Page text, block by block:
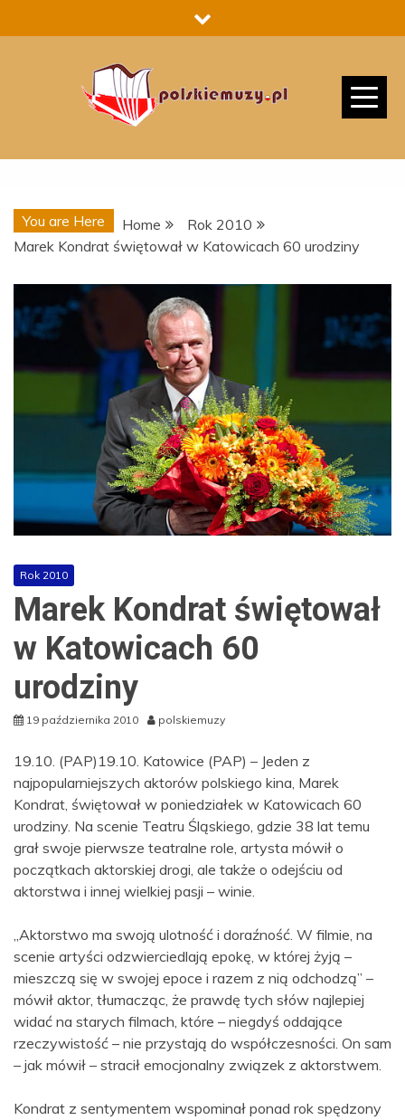
to
You are Here Home
Rok 2010
Marek Kondrat świętował w Katowicach 60 urodziny
Rok 2010
Marek Kondrat świętował
w Katowicach 60
urodziny
19 października 2010 polskiemuzy
19.10. (PAP)19.10. Katowice (PAP) – Jeden z
najpopularniejszych aktorów polskiego kina, Marek
Kondrat, świętował w poniedziałek w Katowicach 60
urodziny. Na scenie Teatru Śląskiego, gdzie 38 lat temu
grał swoje pierwsze teatralne role, artysta mówił o
początkach aktorskiej drogi, ale także o odejściu od
aktorstwa i innej wielkiej pasji – winie.
„Aktorstwo ma swoją ulotność i doraźność. W filmie, na
scenie artyści odzwierciedlają epokę, w której żyją –
mieszczą się w swojej epoce i razem z nią odchodzą” –
mówił aktor, tłumacząc, że prawdę tych słów najlepiej
widać na starych filmach, które – niegdyś oddające
rzeczywistość – nie przystają do współczesności. On sam
– jak mówił – stracił emocjonalny związek z aktorstwem.
Kondrat z sentymentem wspominał ponad rok spędzony